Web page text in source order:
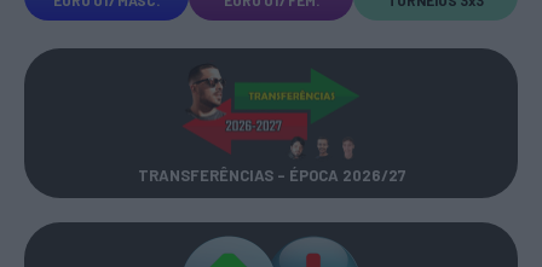
TRANSFERÊNCIAS - ÉPOCA 2026/27